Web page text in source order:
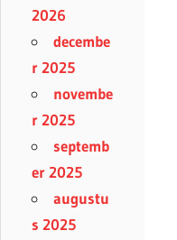
2026
decembe
r 2025
novembe
r 2025
septemb
er 2025
augustu
s 2025